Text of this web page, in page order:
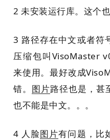
2 未安装运行库。这个
3 路径存在中文或者符
压缩包叫VisoMaster
来使用。最好改成
错。 图片路径也是，甚
也不能是中文。。。
4 人脸图片有问题，比